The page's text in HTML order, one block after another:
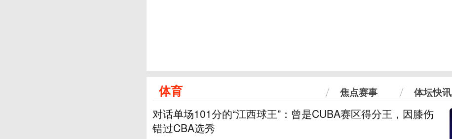
体育 焦点赛事 体坛快讯
对话单场101分的“江西球王”：曾是CUBA赛区得分王，因膝伤
错过CBA选秀